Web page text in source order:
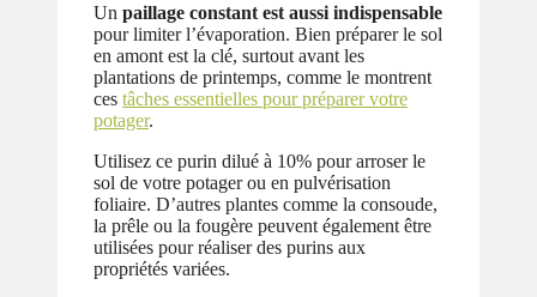
Un paillage constant est aussi indispensable
pour limiter l’évaporation. Bien préparer le sol
en amont est la clé, surtout avant les
plantations de printemps, comme le montrent
ces tâches essentielles pour préparer votre
potager.
Utilisez ce purin dilué à 10% pour arroser le
sol de votre potager ou en pulvérisation
foliaire. D’autres plantes comme la consoude,
la prêle ou la fougère peuvent également être
utilisées pour réaliser des purins aux
propriétés variées.